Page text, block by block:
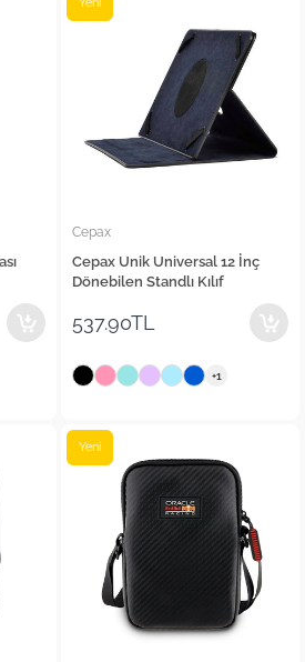
Cepax
Cepax Unik Universal 12 İnç
Dönebilen Standlı Kılıf
537.90TL
+1
Yeni